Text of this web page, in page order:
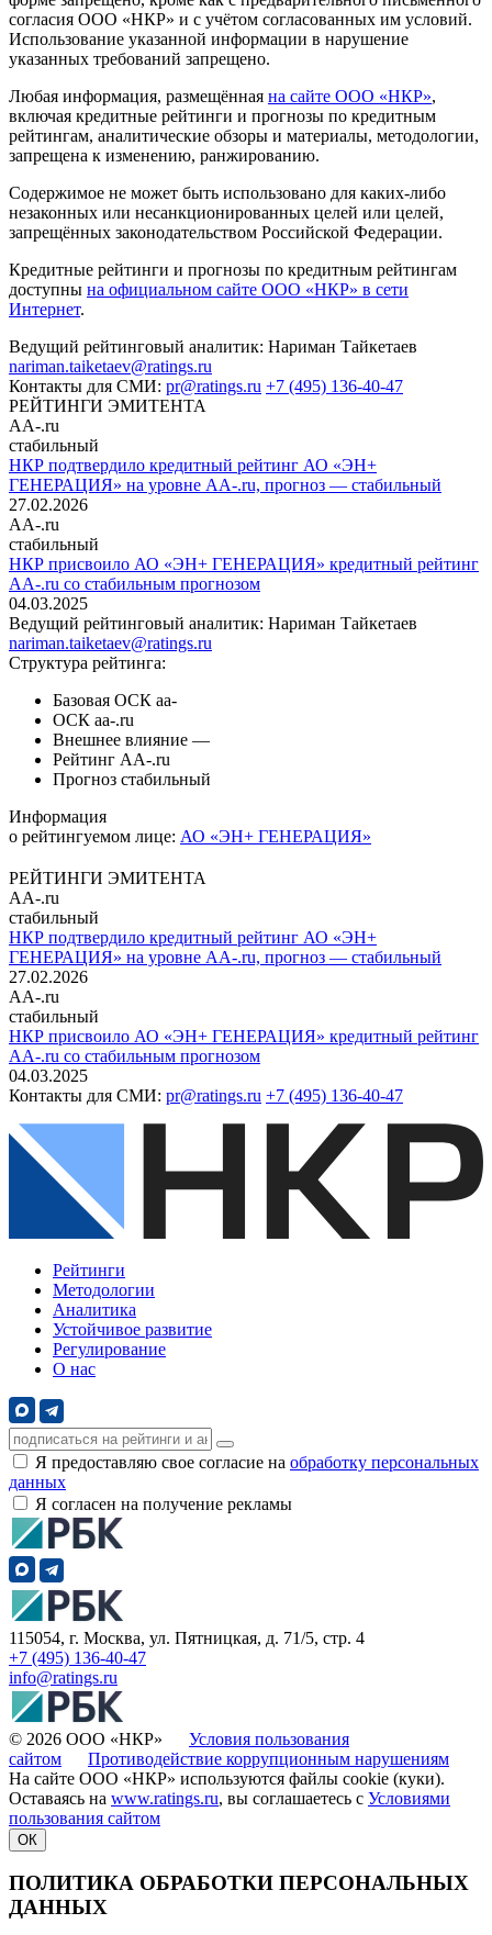
согласия ООО «НКР» и с учётом согласованных им условий.
Использование указанной информации в нарушение
указанных требований запрещено.
Любая информация, размещённая на сайте ООО «НКР»,
включая кредитные рейтинги и прогнозы по кредитным
рейтингам, аналитические обзоры и материалы, методологии,
запрещена к изменению, ранжированию.
Содержимое не может быть использовано для каких-либо
незаконных или несанкционированных целей или целей,
запрещённых законодательством Российской Федерации.
Кредитные рейтинги и прогнозы по кредитным рейтингам
доступны на официальном сайте ООО «НКР» в сети
Интернет.
Ведущий рейтинговый аналитик: Нариман Тайкетаев
nariman.taiketaev@ratings.ru
Контакты для СМИ: pr@ratings.ru +7 (495) 136-40-47
РЕЙТИНГИ ЭМИТЕНТА
AA-.ru
стабильный
НКР подтвердило кредитный рейтинг АО «ЭН+
ГЕНЕРАЦИЯ» на уровне AA-.ru, прогноз — стабильный
27.02.2026
AA-.ru
стабильный
НКР присвоило АО «ЭН+ ГЕНЕРАЦИЯ» кредитный рейтинг
AА-.ru со стабильным прогнозом
04.03.2025
Ведущий рейтинговый аналитик: Нариман Тайкетаев
nariman.taiketaev@ratings.ru
Структура рейтинга:
Базовая ОСК aa-
ОСК aa-.ru
Внешнее влияние —
Рейтинг AA-.ru
Прогноз стабильный
Информация
о рейтингуемом лице: АО «ЭН+ ГЕНЕРАЦИЯ»
РЕЙТИНГИ ЭМИТЕНТА
AA-.ru
стабильный
НКР подтвердило кредитный рейтинг АО «ЭН+
ГЕНЕРАЦИЯ» на уровне AA-.ru, прогноз — стабильный
27.02.2026
AA-.ru
стабильный
НКР присвоило АО «ЭН+ ГЕНЕРАЦИЯ» кредитный рейтинг
AА-.ru со стабильным прогнозом
04.03.2025
Контакты для СМИ: pr@ratings.ru +7 (495) 136-40-47
Рейтинги
Методологии
Аналитика
Устойчивое развитие
Регулирование
О нас
Я предоставляю свое согласие на обработку персональных
данных
Я согласен на получение рекламы
115054, г. Москва, ул. Пятницкая, д. 71/5, стр. 4
+7 (495) 136-40-47
info@ratings.ru
© 2026 ООО «НКР» Условия пользования
сайтом
Противодействие коррупционным нарушениям
На сайте ООО «НКР» используются файлы cookie (куки).
Оставаясь на www.ratings.ru, вы соглашаетесь с Условиями
пользования сайтом
ОК
ПОЛИТИКА ОБРАБОТКИ ПЕРСОНАЛЬНЫХ
ДАННЫХ